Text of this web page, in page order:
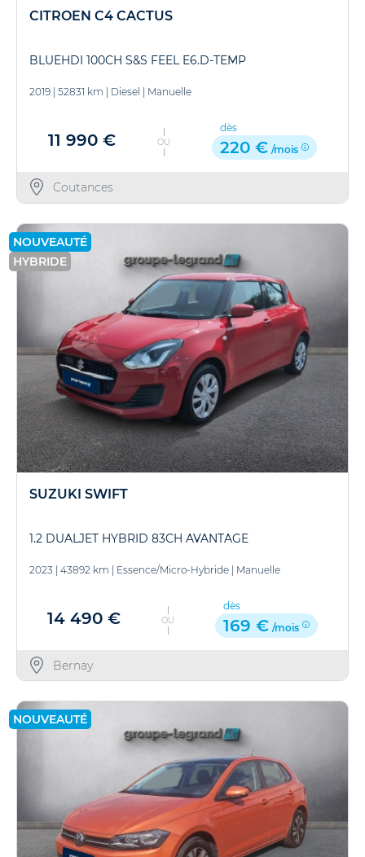
CITROEN C4 CACTUS
BLUEHDI 100CH S&S FEEL E6.D-TEMP
2019 52831 km Diesel Manuelle
11 990 € OU
dès
220 € /mois
Coutances
NOUVEAUTÉ
HYBRIDE
SUZUKI SWIFT
1.2 DUALJET HYBRID 83CH AVANTAGE
2023 | 43892 km | Essence/Micro-Hybride | Manuelle
14 490 € OU
dès
169 € /mois
Bernay
NOUVEAUTÉ